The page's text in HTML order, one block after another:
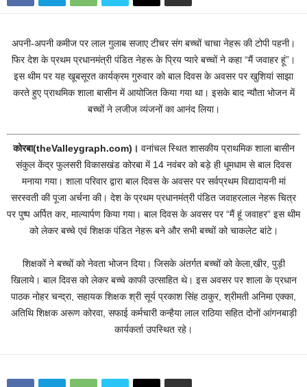
अपनी-अपनी कमीज पर लाल गुलाब सजाए टीचर संग बच्चों चाचा नेहरू की टोपी पहनी।
फिर देश के प्रथम प्रधानमंत्री पंडित नेहरू के प्रिय प्यारे बच्चों ने कहा “मैं जवाहर हूं”।
इस थीम पर यह खूबसूरत कार्यक्रम गुरुवार को बाल दिवस के अवसर पर खुशियां साझा
करते हुए प्राथमिक शाला बासीन में आयोजित किया गया था। इसके बाद न्यौता भोजन में
बच्चों ने लजीज व्यंजनों का आनंद लिया।
कोरबा(theValleygraph.com)। वनांचल स्थित शासकीय प्राथमिक शाला बासीन
संकुल केंद्र फुलसरी विकासखंड कोरबा में 14 नवंबर को बड़े ही धूमधाम से बाल दिवस
मनाया गया। शाला परिवार द्वारा बाल दिवस के अवसर पर सर्वप्रथम विद्यादायनी मां
सरस्वती की पूजा अर्चना की। देश के प्रथम प्रधानमंत्री पंडित जवाहरलाल नेहरू चित्र
पर पुष्प अर्पित कर, माल्यार्पण किया गया। बाल दिवस के अवसर पर “मैं हूं जवाहर” इस थीम
को लेकर बच्चे एवं शिक्षक पंडित नेहरू बने और सभी बच्चों को चाकलेट बांटे।
शिक्षकों ने बच्चों को नेवता भोजन दिया। जिसके अंतर्गत बच्चों को केला,खीर, पुड़ी
खिलाये। बाल दिवस को लेकर बच्चे काफी उत्साहित थे। इस अवसर पर शाला के प्रधान
पाठक नोहर चन्द्रा, सहायक शिक्षक श्री सूर्य प्रकाश सिंह ठाकुर, श्रीमती अनिमा एक्का,
अतिथि शिक्षक अरूण कोरवा, सफाई कर्मचारी कन्हैया लाल राठिया सहित दोनों आंगनबाड़ी
कार्यकर्ता उपस्थित रहे।